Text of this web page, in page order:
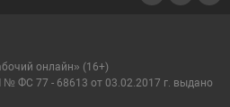
онлайн» (16+)
ФС 77 - 68613 от 03.02.2017 г. выдано